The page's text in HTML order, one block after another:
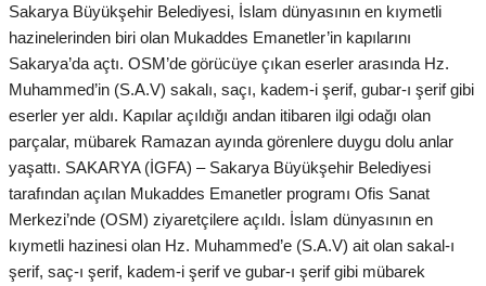
Veri Politikası
Sakarya Büyükşehir Belediyesi, İslam dünyasının en kıymetli
hazinelerinden biri olan Mukaddes Emanetler’in kapılarını
Sakarya’da açtı. OSM’de görücüye çıkan eserler arasında Hz.
Muhammed’in (S.A.V) sakalı, saçı, kadem-i şerif, gubar-ı şerif gibi
eserler yer aldı. Kapılar açıldığı andan itibaren ilgi odağı olan
parçalar, mübarek Ramazan ayında görenlere duygu dolu anlar
yaşattı. SAKARYA (İGFA) – Sakarya Büyükşehir Belediyesi
tarafından açılan Mukaddes Emanetler programı Ofis Sanat
Merkezi’nde (OSM) ziyaretçilere açıldı. İslam dünyasının en
kıymetli hazinesi olan Hz. Muhammed’e (S.A.V) ait olan sakal-ı
şerif, saç-ı şerif, kadem-i şerif ve gubar-ı şerif gibi mübarek